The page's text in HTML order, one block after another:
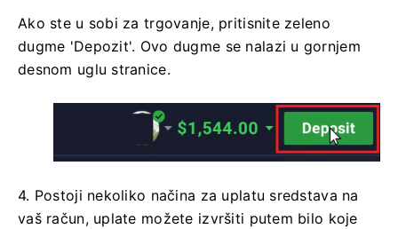
Ako ste u sobi za trgovanje, pritisnite zeleno
dugme 'Depozit'. Ovo dugme se nalazi u gornjem
desnom uglu stranice.
4. Postoji nekoliko načina za uplatu sredstava na
vaš račun, uplate možete izvršiti putem bilo koje